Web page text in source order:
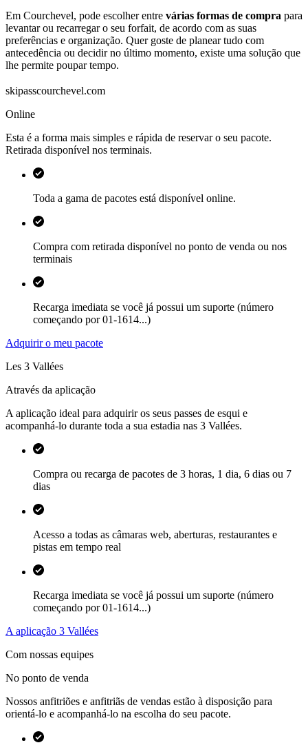
Em Courchevel, pode escolher entre várias formas de compra para
levantar ou recarregar o seu forfait, de acordo com as suas
preferências e organização. Quer goste de planear tudo com
antecedência ou decidir no último momento, existe uma solução que
lhe permite poupar tempo.
skipasscourchevel.com
Online
Esta é a forma mais simples e rápida de reservar o seu pacote.
Retirada disponível nos terminais.
Toda a gama de pacotes está disponível online.
Compra com retirada disponível no ponto de venda ou nos
terminais
Recarga imediata se você já possui um suporte (número
começando por 01-1614...)
Adquirir o meu pacote
Les 3 Vallées
Através da aplicação
A aplicação ideal para adquirir os seus passes de esqui e
acompanhá-lo durante toda a sua estadia nas 3 Vallées.
Compra ou recarga de pacotes de 3 horas, 1 dia, 6 dias ou 7
dias
Acesso a todas as câmaras web, aberturas, restaurantes e
pistas em tempo real
Recarga imediata se você já possui um suporte (número
começando por 01-1614...)
A aplicação 3 Vallées
Com nossas equipes
No ponto de venda
Nossos anfitriões e anfitriãs de vendas estão à disposição para
orientá-lo e acompanhá-lo na escolha do seu pacote.